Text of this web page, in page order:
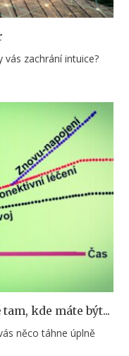
vás zachrání intuice?
kde máte být...
něco táhne úplně